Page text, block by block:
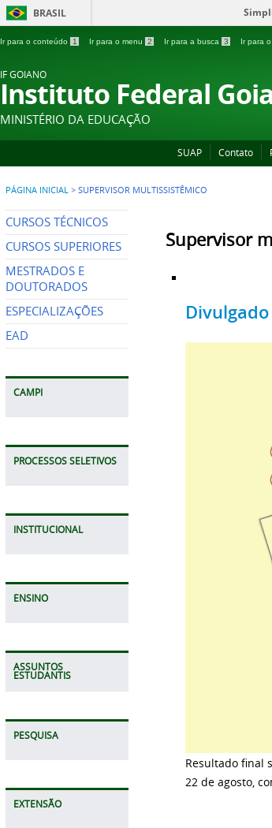
BRASIL
Ir para o conteúdo 1 Ir para o menu 2 Ir para a busca 3 Ir para
IF GOIANO
Instituto Federal
MINISTÉRIO DA EDUCAÇÃO
SUAP Contato
PÁGINA INICIAL > SUPERVISOR MULTISSISTÊMICO
CURSOS TÉCNICOS
CURSOS SUPERIORES
MESTRADOS E
DOUTORADOS
ESPECIALIZAÇÕES
EAD
CAMPI
PROCESSOS SELETIVOS
INSTITUCIONAL
ENSINO
ASSUNTOS
ESTUDANTIS
PESQUISA
EXTENSÃO
Supervisor
Resultado final
22 de agosto,